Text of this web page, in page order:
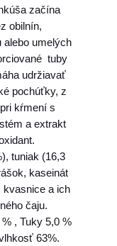
začína
obilnín,
alebo umelých
tuby
udržiavať
pochúťky, z
kŕmení s
a extrakt
tuniak (16,3
kaseinát
kvasnice a ich
čaju.
, Tuky 5,0 %
63%.